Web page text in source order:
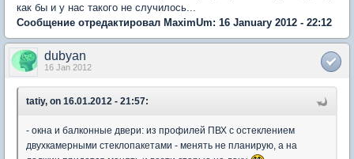
как бы и у нас такого не случилось...
Сообщение отредактировал MaximUm: 16 January 2012 - 22:12
dubyan
16 Jan 2012
tatiy, on 16.01.2012 - 21:57:
- окна и балконные двери: из профилей ПВХ с остеклением
двухкамерными стеклопакетами - менять не планирую, а на